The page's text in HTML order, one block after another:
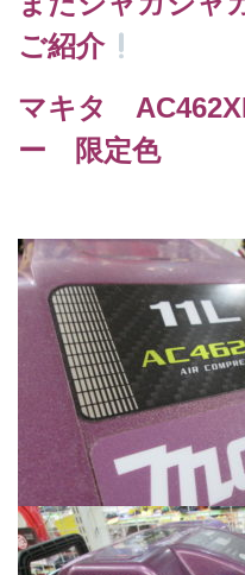
ご紹介
マキタ
ー 限定色